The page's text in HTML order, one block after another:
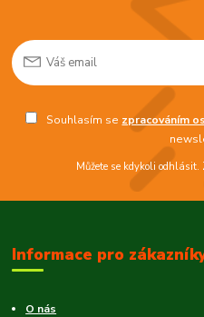
Souhlasím se zpracováním
Můžete se kdykoli
Informace pro
O nás